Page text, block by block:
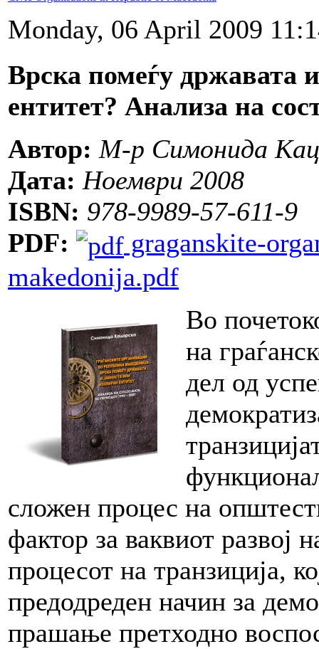
Monday, 06 April 2009
Врска помеѓу државата
ентитет? Анализа на
Автор: М-р Симонида
Дата: Ноември 2008
ISBN: 978-9989-57-611-9
PDF:
graganskite-
makedonija.pdf
Во
на
дел од
сложен процес на
фактор за ваквиот развој
процесот на транзиција,
предодреден начин за
прашање претходно